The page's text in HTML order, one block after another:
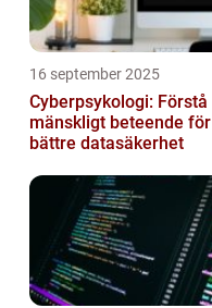
16 september 2025
Cyberpsykologi: Förstå
mänskligt beteende för
bättre datasäkerhet